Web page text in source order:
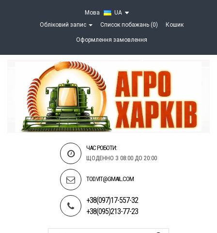
Мова
UA
Обліковий запис
Список побажань (0) Кошик
Оформлення замовлення
ЧАС РОБОТИ:
ЩОДЕННО З 08:00 ДО 20:00
TOD.VIT@GMAIL.COM
+38(097)17-557-32
+38(095)213-77-23